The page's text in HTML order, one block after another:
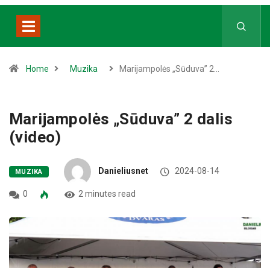
Home Muzika Marijampolės „Sūduva” 2…
Marijampolės „Sūduva” 2 dalis
(video)
MUZIKA Danieliusnet 2024-08-14
0 2 minutes read